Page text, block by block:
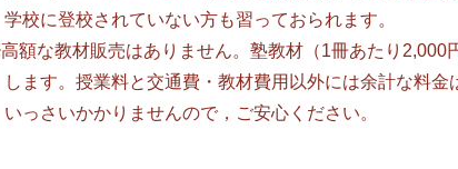
学校に登校されていない方も習っておられます。
高額な教材販売はありません。塾教材（1冊あたり2,000
します。授業料と交通費・教材費用以外には余計な料金
いっさいかかりませんので，ご安心ください。